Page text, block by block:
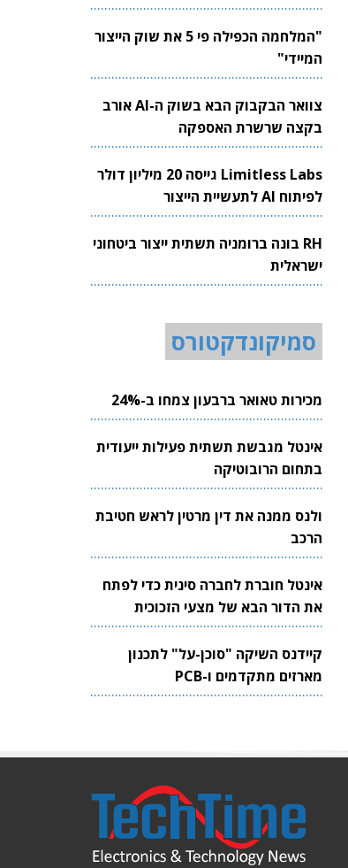
לשבבים
"המלחמה הכפילה פי 5 את שוק הייצור
המיידי"
צוואר הבקבוק הבא בשוק ה-AI אורב
בקצה שרשרת האספקה
Limitless Labs גייסה 20 מיליון דולר
לפיתוח AI לתעשיית הייצור
RH בונה ברומניה תשתית ייצור ביטחוני
ישראלית
סמיקונדקטורס
מכירות טאואר ברבעון צמחו ב-24%
אינטל מגבשת תשתית פעילות ייעודית
בתחום הרובוטיקה
ולנס ממנה את דין מרטין לראש חטיבת
הרכב
אינטל חוברת לחברה סינית כדי לפתח
את הדור הבא של מצעי הזכוכית
לשבבים
קיידנס השיקה "סוכן-על" לתכנון
מארזים מתקדמים ו-PCB